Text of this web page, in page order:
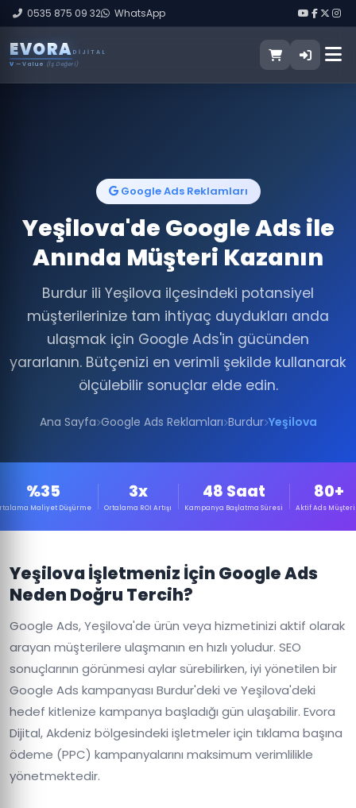
0535 875 09 32 WhatsApp
EVORA DIJITAL
V — Value (İş Değeri)
Google Ads Reklamları
Yeşilova'de Google Ads ile
Anında Müşteri Kazanın
Burdur ili Yeşilova ilçesindeki potansiyel
müşterilerinize tam ihtiyaç duydukları anda
ulaşmak için Google Ads'in gücünden
yararlanın. Bütçenizi en verimli şekilde kullanarak
ölçülebilir sonuçlar elde edin.
Ana Sayfa Google Ads Reklamları Burdur Yeşilova
%35
Maliyet Düşürme
3x
Ortalama ROI Artışı
48 Saat
Kampanya Başlatma Süresi
80+
Aktif Ads
Yeşilova İşletmeniz İçin Google Ads
Neden Doğru Tercih?
Google Ads, Yeşilova'de ürün veya hizmetinizi aktif olarak
arayan müşterilere ulaşmanın en hızlı yoludur. SEO
sonuçlarının görünmesi aylar sürebilirken, iyi yönetilen bir
Google Ads kampanyası Burdur'deki ve Yeşilova'deki
hedef kitlenize kampanya başladığı gün ulaşabilir. Evora
Dijital, Akdeniz bölgesindeki işletmeler için tıklama başına
ödeme (PPC) kampanyalarını maksimum verimlilikle
yönetmektedir.